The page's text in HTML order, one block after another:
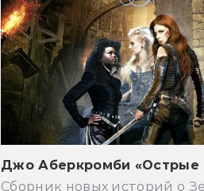
Джо Аберкромби «Острые
Сборник новых историй о